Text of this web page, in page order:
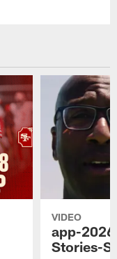
VIDEO
app-
Stories-